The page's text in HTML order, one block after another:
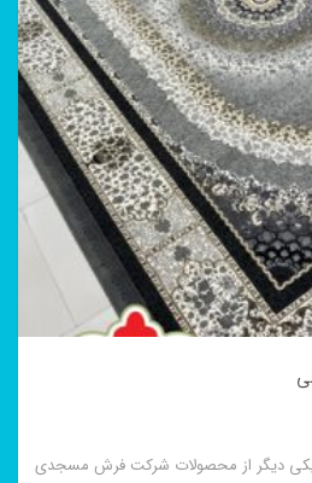
یکی دیگر از محصولات شرکت فرش مسجدی